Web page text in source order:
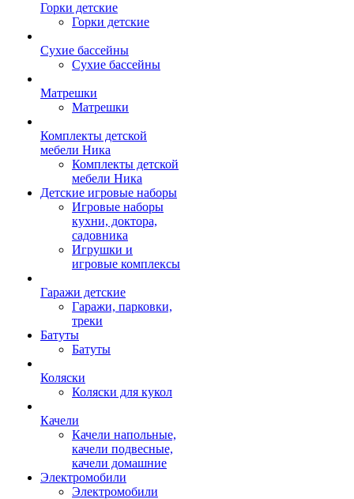
Горки детские
Горки детские
Сухие бассейны
Сухие бассейны
Матрешки
Матрешки
Комплекты детской
мебели Ника
Комплекты детской
мебели Ника
Детские игровые наборы
Игровые наборы
кухни, доктора,
садовника
Игрушки и
игровые комплексы
Гаражи детские
Гаражи, парковки,
треки
Батуты
Батуты
Коляски
Коляски для кукол
Качели
Качели напольные,
качели подвесные,
качели домашние
Электромобили
Электромобили